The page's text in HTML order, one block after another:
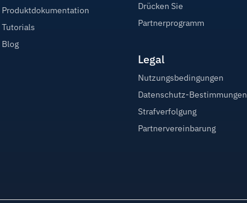
Produktdokumentation
Tutorials
Blog
Drücken Sie
Partnerprogramm
Legal
Nutzungsbedingungen
Datenschutz-Bestimmungen
Strafverfolgung
Partnervereinbarung